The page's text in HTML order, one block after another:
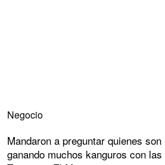
Negocio
Mandaron a preguntar quienes
ganando muchos kanguros con